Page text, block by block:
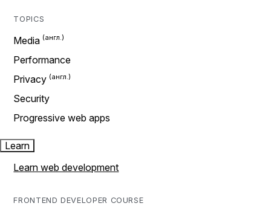
TOPICS
Media
Performance
Privacy
Security
Progressive web apps
Learn
Learn web development
FRONTEND DEVELOPER COURSE